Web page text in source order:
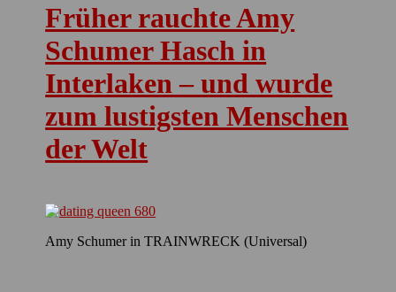
Früher rauchte Amy
Schumer Hasch in
Interlaken – und wurde
zum lustigsten Menschen
der Welt
Amy Schumer in TRAINWRECK (Universal)